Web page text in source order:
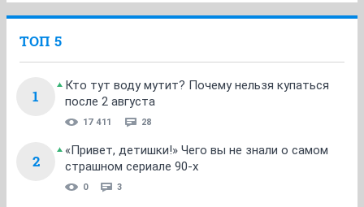
ТОП 5
1
Кто тут воду мутит? Почему нельзя купаться
после 2 августа
17 411 28
2
«Привет, детишки!» Чего вы не знали о самом
страшном сериале 90-х
0 3